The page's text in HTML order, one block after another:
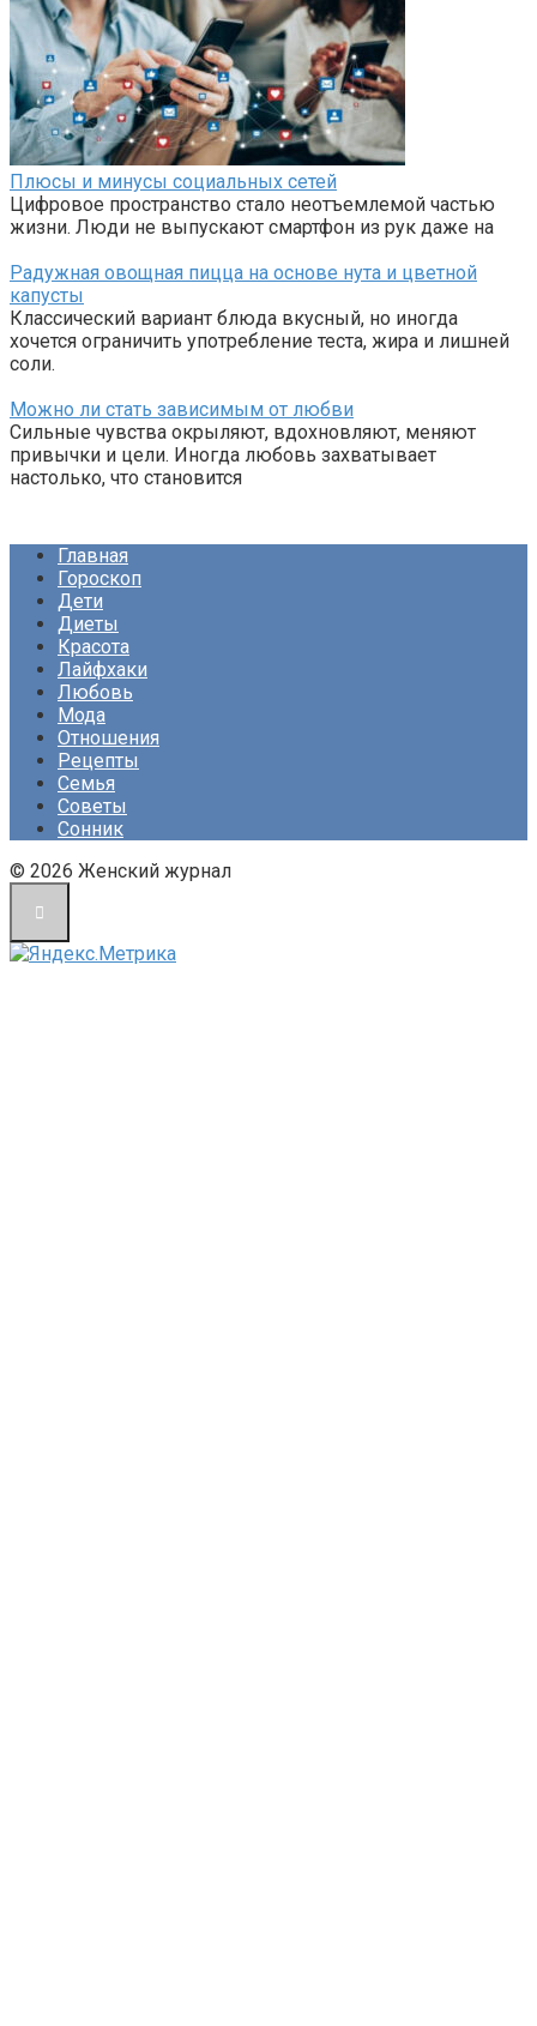
Плюсы и минусы социальных сетей
Цифровое пространство стало неотъемлемой частью
жизни. Люди не выпускают смартфон из рук даже на
Радужная овощная пицца на основе нута и цветной
капусты
Классический вариант блюда вкусный, но иногда
хочется ограничить употребление теста, жира и лишней
соли.
Можно ли стать зависимым от любви
Сильные чувства окрыляют, вдохновляют, меняют
привычки и цели. Иногда любовь захватывает
настолько, что становится
Главная
Гороскоп
Дети
Диеты
Красота
Лайфхаки
Любовь
Мода
Отношения
Рецепты
Семья
Советы
Сонник
© 2026 Женский журнал